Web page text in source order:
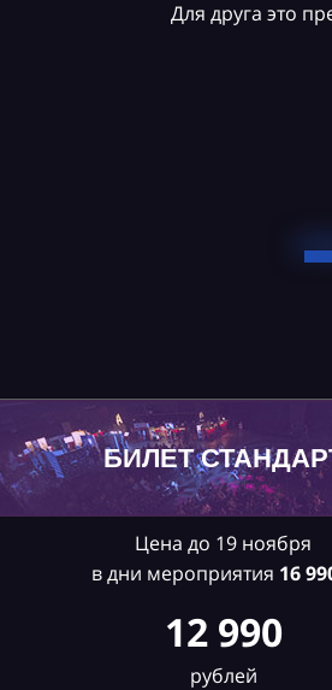
Для друга это
БИЛЕТ
Цена до 19 ноября
в дни мероприятия 16
12 990
рублей